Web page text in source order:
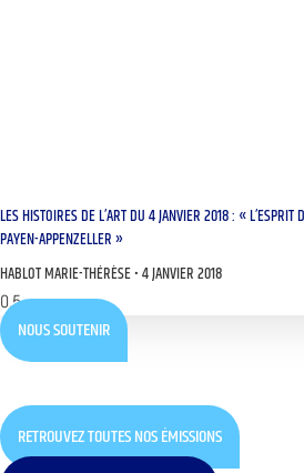
LES HISTOIRES DE L’ART DU 4 JANVIER 2018 : « L’ESPRIT
PAYEN-APPENZELLER »
HABLOT MARIE-THÉRÈSE 4 JANVIER 2018
NOUS SOUTENIR
RETROUVEZ TOUTES NOS ÉMISSIONS